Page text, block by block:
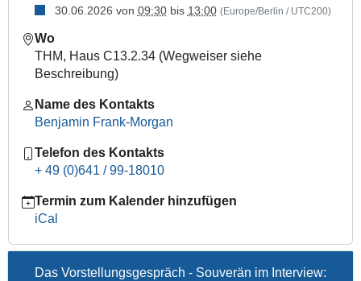
vorstellungsgespraech-
stud-
sose26
Vorstellungsgespräch
Interview:
Tipps,
Übungen
und
30.06.2026 von 09:30bis 13:00 (Europe/Berlin / UTC200)
Wo
THM, Haus C13.2.34 (Wegweiser siehe
Beschreibung)
Name des Kontakts
Benjamin Frank-Morgan
Telefon des Kontakts
+ 49 (0)641 / 99-18010
Termin zum Kalender hinzufügen
iCal
Das Vorstellungsgespräch - Souverän im Interview: